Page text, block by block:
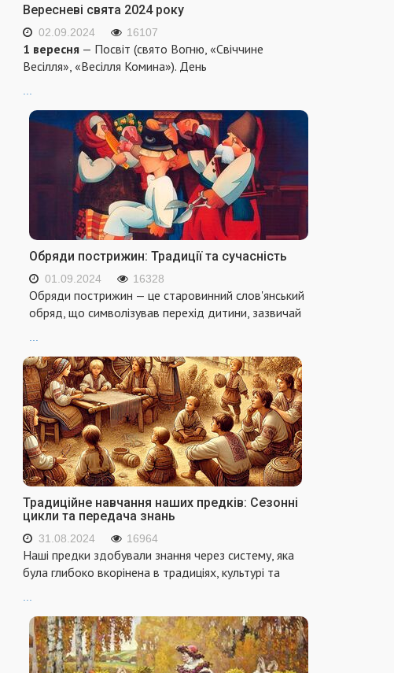
Вересневі свята 2024 року
02.09.2024 16107
1 вересня — Посвіт (свято Вогню, «Свіччине
Весілля», «Весілля Комина»). День
...
Обряди пострижин: Традиції та сучасність
01.09.2024 16328
Обряди пострижин — це старовинний слов'янський
обряд, що символізував перехід дитини, зазвичай
...
Традиційне навчання наших предків: Сезонні
цикли та передача знань
31.08.2024 16964
Наші предки здобували знання через систему, яка
була глибоко вкорінена в традиціях, культурі та
...